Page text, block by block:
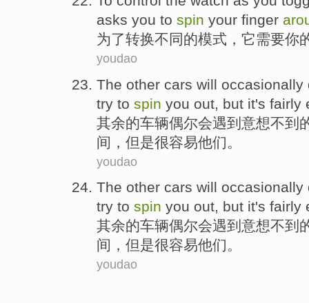
asks you to spin your finger
为了转换不同的模式 ，它需要你
youdao
The other cars will occasionally
try to spin you out, but it's fairly
其余的车辆偶尔会遇到意想不到
间， 但是很容易他们。
youdao
The other cars will occasionally
try to spin you out, but it's fairly
其余的车辆偶尔会遇到 意想不到
间， 但是很容易他们。
youdao